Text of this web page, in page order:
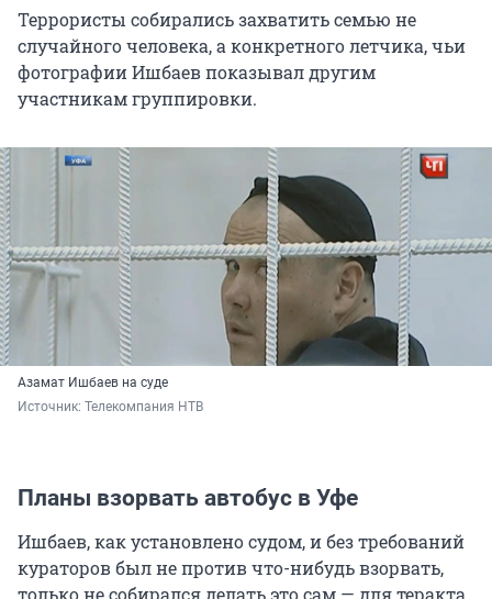
Террористы собирались захватить семью не
случайного человека, а конкретного летчика, чьи
фотографии Ишбаев показывал другим
участникам группировки.
Азамат Ишбаев на суде
Источник: Телекомпания НТВ
Планы взорвать автобус в Уфе
Ишбаев, как установлено судом, и без требований
кураторов был не против что-нибудь взорвать,
только не собирался делать это сам — для теракта